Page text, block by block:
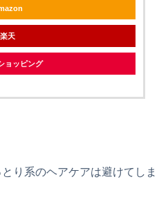
楽天
ョッピング
り系のヘアケアは避けてしま